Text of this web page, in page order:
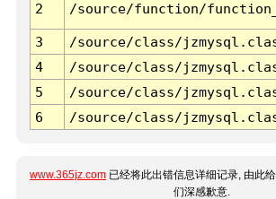
2 /source/function/
3 /source/class/
4
/source/class/
5
/source/class/
6
/source/class/
www.365jz.com 已经将此出错信息详细记录, 由此
们深感歉意.